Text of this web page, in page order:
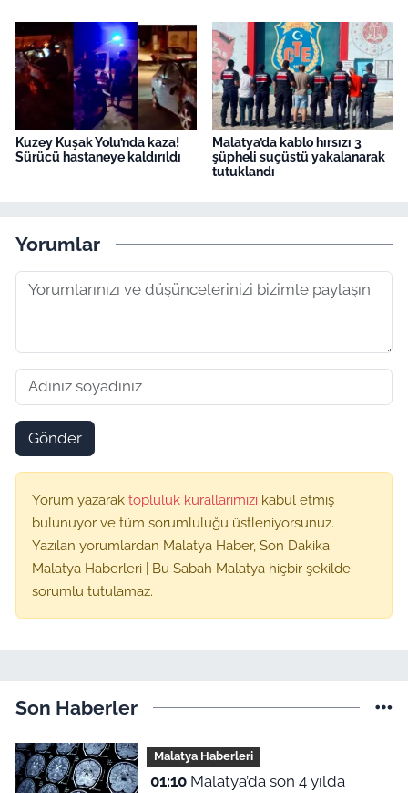
Kuzey Kuşak Yolu’nda kaza!
Sürücü hastaneye kaldırıldı
Malatya’da kablo hırsızı 3
şüpheli suçüstü yakalanarak
tutuklandı
Yorumlar
Gönder
Yorum yazarak topluluk kurallarımızı kabul etmiş
bulunuyor ve tüm sorumluluğu üstleniyorsunuz.
Yazılan yorumlardan Malatya Haber, Son Dakika
Malatya Haberleri | Bu Sabah Malatya hiçbir şekilde
sorumlu tutulamaz.
Son Haberler
Malatya Haberleri
01:10Malatya’da son 4 yılda